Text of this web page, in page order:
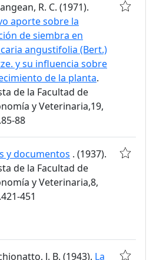
R. C. (1971).
aporte sobre la
de siembra en
angustifolia (Bert.)
y su influencia sobre
de la planta.
de la Facultad de
y Veterinaria,19,
88
y documentos . (1937).
de la Facultad de
y Veterinaria,8,
451
J. B. (1943). La